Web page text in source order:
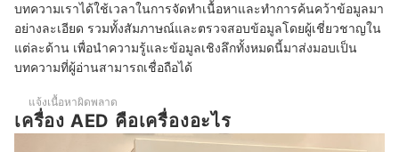
บทความเราได้ใช้เวลาในการจัดทำเนื้อหาและทำการค้นคว้าข้อมูลมา
อย่างละเอียด รวมทั้งสัมภาษณ์และตรวจสอบข้อมูลโดยผู้เชี่ยวชาญใน
แต่ละด้าน เพื่อนำความรู้และข้อมูลเชิงลึกทั้งหมดนี้มาส่งมอบเป็น
บทความที่ผู้อ่านสามารถเชื่อถือได้
แจ้งเนื้อหาผิดพลาด
เครื่อง AED คือเครื่องอะไร